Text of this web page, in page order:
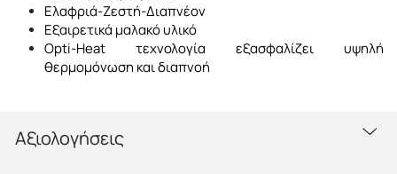
Ελαφριά-Ζεστή-Διαπνέον
Εξαιρετικά μαλακό υλικό
Opti-Heat τεχνολογία εξασφαλίζει υψηλή
θερμομόνωση και διαπνοή
Αξιολογήσεις